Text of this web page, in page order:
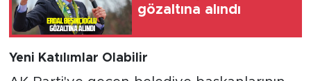
gözaltına alındı
Yeni Katılımlar Olabilir